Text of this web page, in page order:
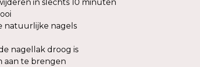
in slechts 10 minuten
natuurlijke nagels
nagellak droog is
aan te brengen